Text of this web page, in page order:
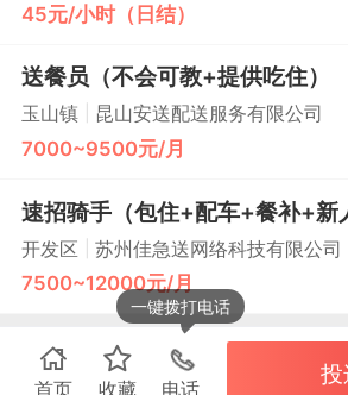
45元/小时（日结）
送餐员（不会可教+提供吃住）
玉山镇 昆山安送配送服务有限公司
7000~9500元/月
速招骑手（包住+配车+餐补+新
开发区
苏州佳急送网络科技有限公司
7500~12000元/月
首页 收藏 电话
一键拨打电话